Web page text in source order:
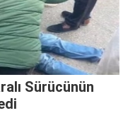
Sürücünün